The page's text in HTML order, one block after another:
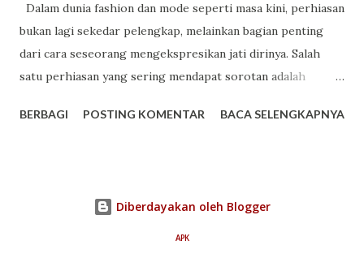
Dalam dunia fashion dan mode seperti masa kini, perhiasan
bukan lagi sekedar pelengkap, melainkan bagian penting
dari cara seseorang mengekspresikan jati dirinya. Salah
satu perhiasan yang sering mendapat sorotan adalah
memberikan dampak besar pada penampilan Anda. Memakai
artistik yang matang, memadukan kemewahan berlian
dengan garis desain yang refined. Sifatnya yang fleksibel
BERBAGI POSTING KOMENTAR BACA SELENGKAPNYA
Diberdayakan oleh Blogger
APK